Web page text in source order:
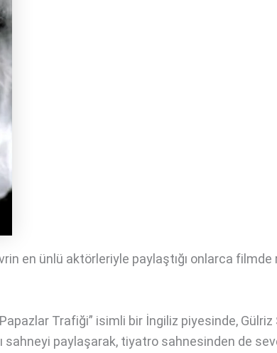
en ünlü aktörleriyle paylaştığı onlarca filmde
Trafiği” isimli bir İngiliz piyesinde, Gülriz
sahneyi paylaşarak, tiyatro sahnesinden de